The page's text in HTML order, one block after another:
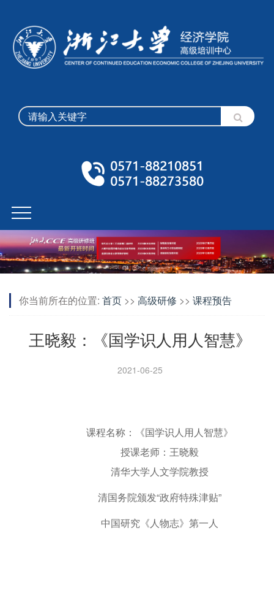
你当前所在的位置: 首页 >> 高级研修 >> 课程预告
王晓毅：《国学识人用人智慧》
2021-06-25
课程名称：《国学识人用人智慧》
授课老师：王晓毅
清华大学人文学院教授
清国务院颁发“政府特殊津贴”
中国研究《人物志》第一人